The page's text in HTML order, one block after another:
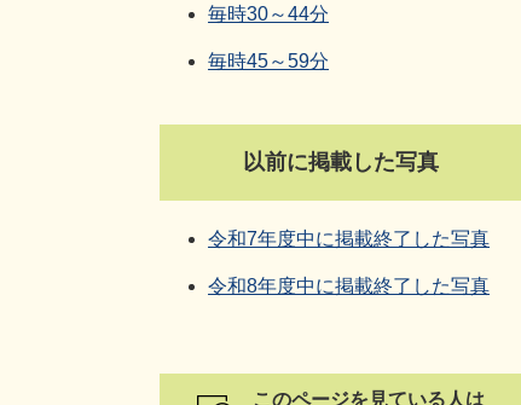
毎時30～44分
毎時45～59分
以前に掲載した写真
令和7年度中に掲載終了した写真
令和8年度中に掲載終了した写真
このページを見ている人は